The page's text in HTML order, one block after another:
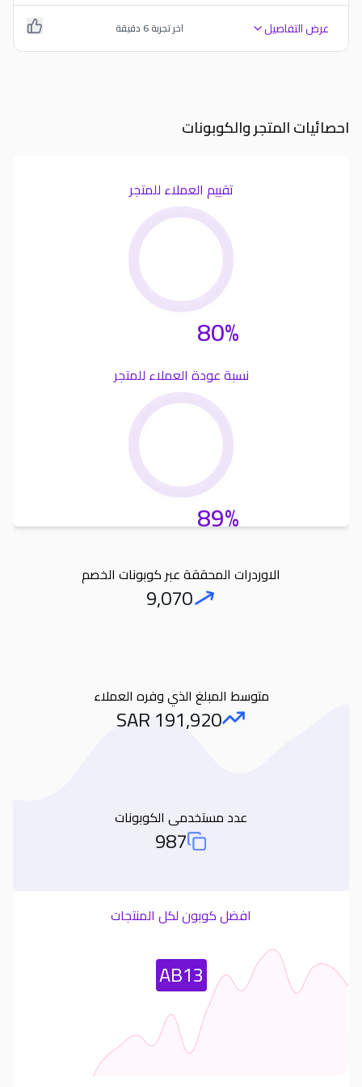
عرض التفاصيل اخر تجربة6 دقيقة
احصائيات المتجر والكوبونات
تقييم العملاء للمتجر
80%
نسبة عودة العملاء للمتجر
89%
الاوردرات المحققة عبر كوبونات الخصم
Orders
9,070
متوسط المبلغ الذي وفره العملاء
Amount Saved
191,920
SAR
عدد مستخدمى الكوبونات
Total Used Coupons
987
افضل كوبون لكل المنتجات
Most Used CouponAB13